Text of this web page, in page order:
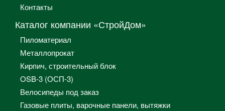
Контакты
Каталог компании «СтройДом»
Пиломатериал
Металлопрокат
Кирпич, строительный блок
OSB-3 (ОСП-3)
Велосипеды под заказ
Газовые плиты, варочные панели, вытяжки